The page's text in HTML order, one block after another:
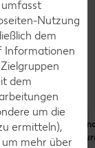
Bulgur-
Nutzung
dem
Informationen
dem
um die
ermitteln),
mehr über